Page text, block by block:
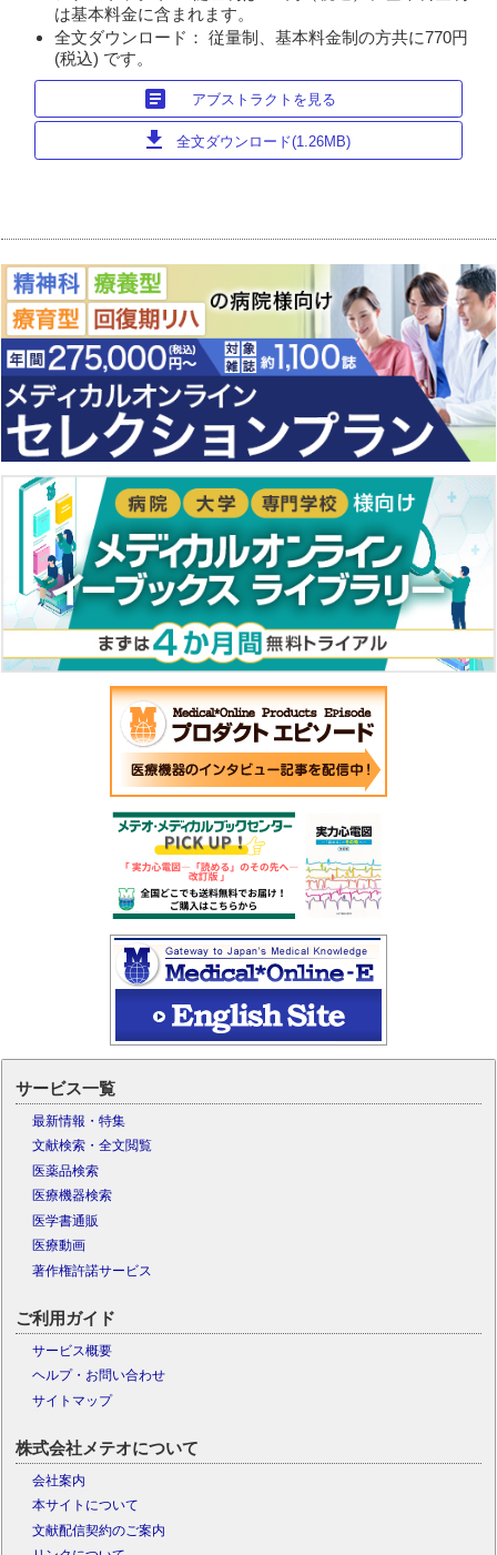
は基本料金に含まれます。
全文ダウンロード： 従量制、基本料金制の方共に770円
(税込) です。
article アブストラクトを見る
download 全文ダウンロード(1.26MB)
サービス一覧
最新情報・特集
文献検索・全文閲覧
医薬品検索
医療機器検索
医学書通販
医療動画
著作権許諾サービス
ご利用ガイド
サービス概要
ヘルプ・お問い合わせ
サイトマップ
株式会社メテオについて
会社案内
本サイトについて
文献配信契約のご案内